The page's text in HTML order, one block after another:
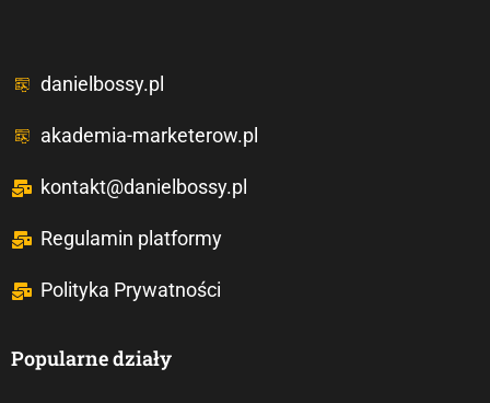
danielbossy.pl
akademia-marketerow.pl
kontakt@danielbossy.pl
Regulamin platformy
Polityka Prywatności
Popularne działy